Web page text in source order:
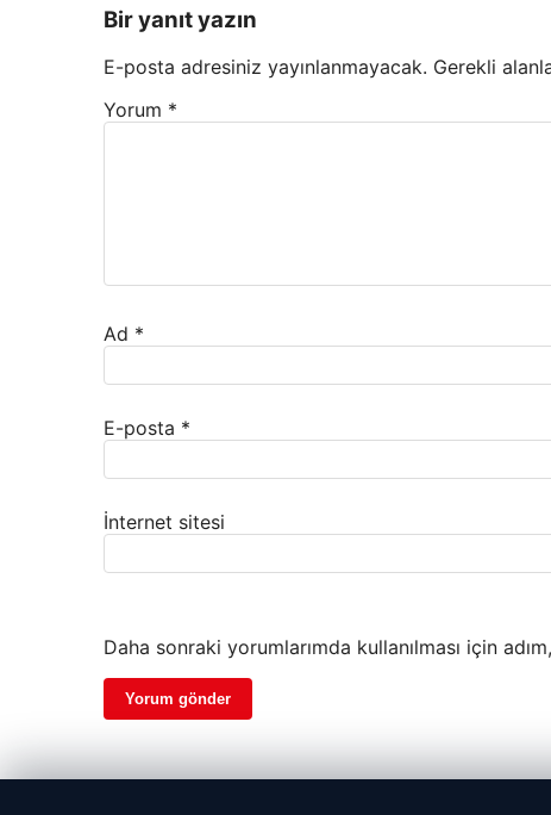
Bir yanıt yazın
E-posta adresiniz yayınlanmayacak. Gerekli
Yorum *
Ad *
E-posta *
İnternet sitesi
Daha sonraki yorumlarımda kullanılması için